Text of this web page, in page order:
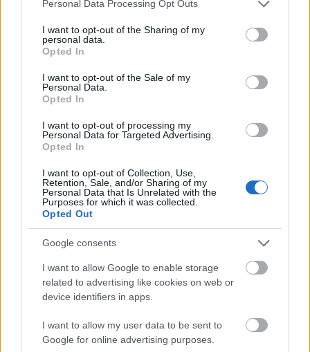
not limited to your visit or usage behaviour. You may click to
grant or deny consent to Google and its third-party tags to
use your data for below specified purposes in below Google
consent section.
Personal Data Processing Opt Outs
I want to opt-out of the Sharing of my
personal data.
Opted In
I want to opt-out of the Sale of my
Personal Data.
Opted In
I want to opt-out of processing my
Personal Data for Targeted Advertising.
Opted In
I want to opt-out of Collection, Use,
Retention, Sale, and/or Sharing of my
Personal Data that Is Unrelated with the
Purposes for which it was collected.
Opted Out
Google consents
I want to allow Google to enable storage
related to advertising like cookies on web or
device identifiers in apps.
I want to allow my user data to be sent to
Google for online advertising purposes.
című műsorukat láthatják, pünkösd hétfőn
Marosvásárhelyen, majd másnap
KolozsváronKalotaszeg és Bonchida
műsorukat tekinthetik meg.
Zsuráfszky Zoltán, az együttes művészeti
vezetője elmondta, hogy kiemelten fontos az
értékeket azon a helyszínen bemutatni,
ahova annak idején ő is járt gyűjtéseket
végezni, s ahol a népi kultúra még mindig
szerves része a mindennapoknak.
A turné az NKA Színház- és Táncművészet
Kollégiuma támogatásával valósul meg.
Erdély Tánc Folk Honvéd Táncszínház
Magyar Nemzeti Táncegyüttes